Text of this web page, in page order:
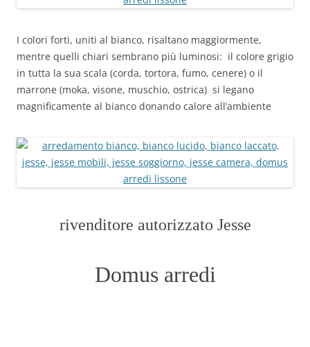
I colori forti, uniti al bianco, risaltano maggiormente,
mentre quelli chiari sembrano più luminosi: il colore grigio
in tutta la sua scala (corda, tortora, fumo, cenere) o il
marrone (moka, visone, muschio, ostrica) si legano
magnificamente al bianco donando calore all’ambiente
rivenditore autorizzato Jesse
Domus arredi